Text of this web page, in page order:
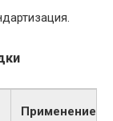
Применение